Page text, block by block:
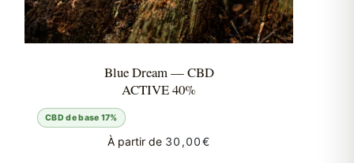
Blue Dream — CBD
ACTIVE 40%
CBD de base 17%
À partir de 30,00€